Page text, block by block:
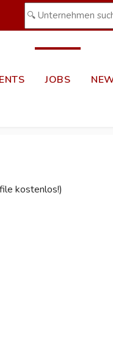
JOBS
kostenlos!)